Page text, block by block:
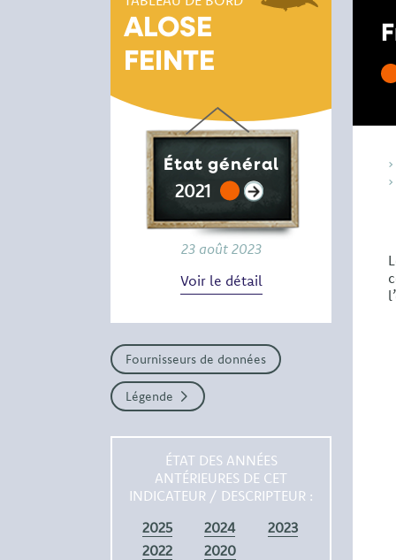
ALOSE
FEINTE
État général
2021
23 août 2023
Voir le détail
Fournisseurs de données
Légende
ÉTAT DES ANNÉES
ANTÉRIEURES DE CET
INDICATEUR / DESCRIPTEUR :
2025
2024
2023
2022
2020